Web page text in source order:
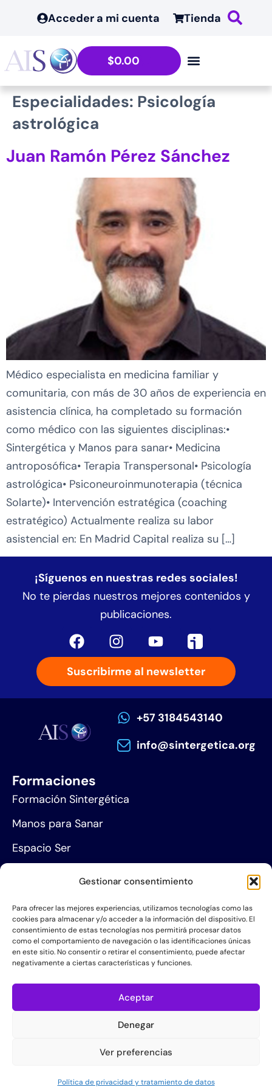
Gestionar consentimiento
Para ofrecer las mejores experiencias, utilizamos tecnologías como las
cookies para almacenar y/o acceder a la información del dispositivo. El
consentimiento de estas tecnologías nos permitirá procesar datos
como el comportamiento de navegación o las identificaciones únicas
en este sitio. No consentir o retirar el consentimiento, puede afectar
negativamente a ciertas características y funciones.
Aceptar
Denegar
Ver preferencias
Política de privacidad y tratamiento de datos
contenido
Acceder a mi cuenta Tienda
$0.00
Especialidades: Psicología
astrológica
Juan Ramón Pérez Sánchez
Médico especialista en medicina familiar y
comunitaria, con más de 30 años de experiencia en
asistencia clínica, ha completado su formación
como médico con las siguientes disciplinas:•
Sintergética y Manos para sanar• Medicina
antroposófica• Terapia Transpersonal• Psicología
astrológica• Psiconeuroinmunoterapia (técnica
Solarte)• Intervención estratégica (coaching
estratégico) Actualmente realiza su labor
asistencial en: En Madrid Capital realiza su […]
¡Síguenos en nuestras redes sociales!
No te pierdas nuestros mejores contenidos y
publicaciones.
Suscribirme al newsletter
+57 3184543140
info@sintergetica.org
Formaciones
Formación Sintergética
Manos para Sanar
Espacio Ser
Proyección social
Hazte socio
Grupos de Servicio